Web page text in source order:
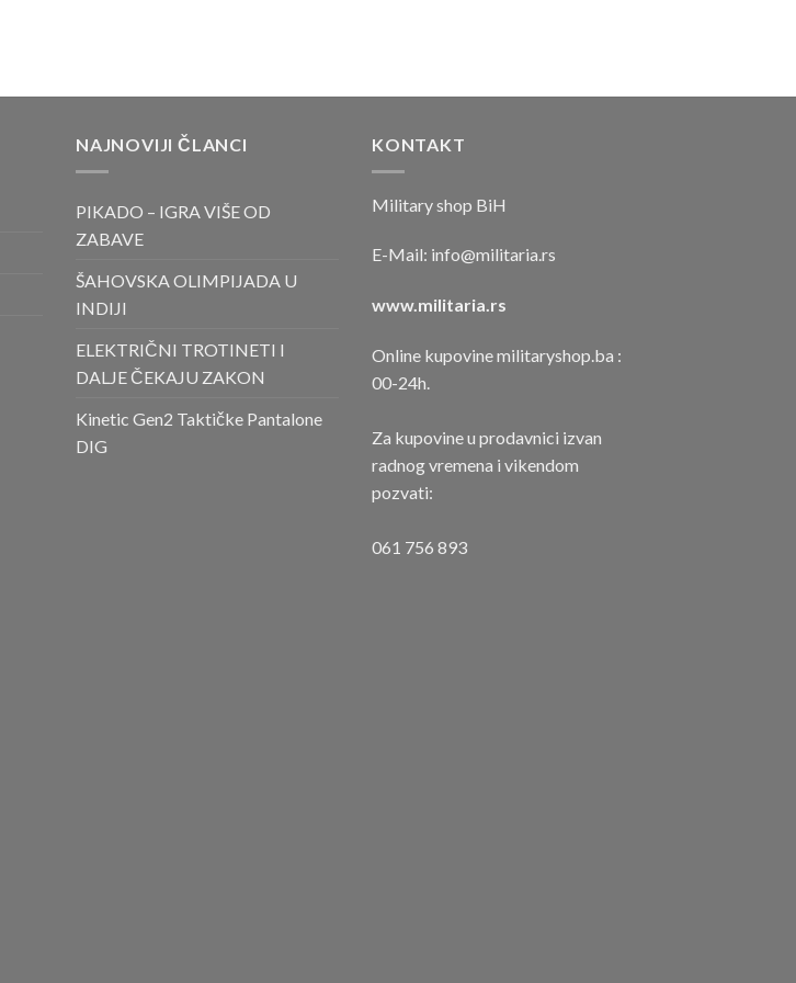
NAJNOVIJI ČLANCI
PIKADO – IGRA VIŠE OD
ZABAVE
ŠAHOVSKA OLIMPIJADA U
INDIJI
ELEKTRIČNI TROTINETI I
DALJE ČEKAJU ZAKON
Kinetic Gen2 Taktičke Pantalone
DIG
KONTAKT
Military shop BiH
E-Mail: info@militaria.rs
www.militaria.rs
Online kupovine militaryshop.ba :
00-24h.
Za kupovine u prodavnici izvan
radnog vremena i vikendom
pozvati:
061 756 893